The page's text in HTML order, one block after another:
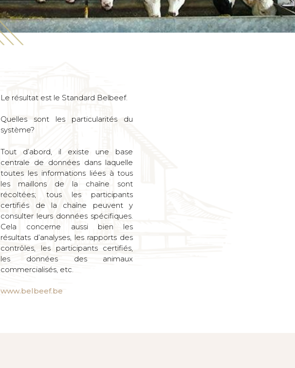
Le résultat est le Standard Belbeef.
Quelles sont les particularités du
système?
Tout d’abord, il existe une base
centrale de données dans laquelle
toutes les informations liées à tous
les maillons de la chaîne sont
récoltées; tous les participants
certifiés de la chaîne peuvent y
consulter leurs données spécifiques.
Cela concerne aussi bien les
résultats d’analyses, les rapports des
contrôles, les participants certifiés,
les données des animaux
commercialisés, etc.
www.belbeef.be